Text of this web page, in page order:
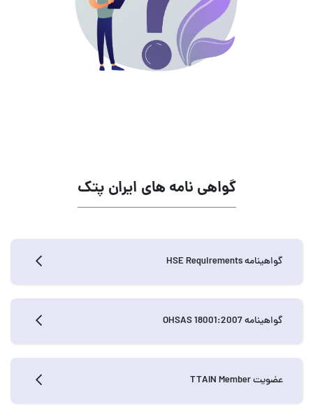
گواهی نامه های ایران پتک
گواهینامه HSE Requirements
گواهینامه OHSAS 18001:2007
عضویت TTAIN Member